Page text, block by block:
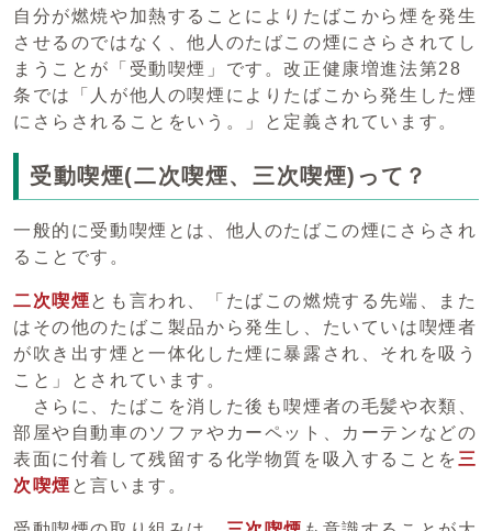
自分が燃焼や加熱することによりたばこから煙を発生
させるのではなく、他人のたばこの煙にさらされてし
まうことが「受動喫煙」です。改正健康増進法第28
条では「人が他人の喫煙によりたばこから発生した煙
にさらされることをいう。」と定義されています。
受動喫煙(二次喫煙、三次喫煙)って？
一般的に受動喫煙とは、他人のたばこの煙にさらされ
ることです。
二次喫煙とも言われ、「たばこの燃焼する先端、また
はその他のたばこ製品から発生し、たいていは喫煙者
が吹き出す煙と一体化した煙に暴露され、それを吸う
こと」とされています。
さらに、たばこを消した後も喫煙者の毛髪や衣類、
部屋や自動車のソファやカーペット、カーテンなどの
表面に付着して残留する化学物質を吸入することを 三
次喫煙 と言います。